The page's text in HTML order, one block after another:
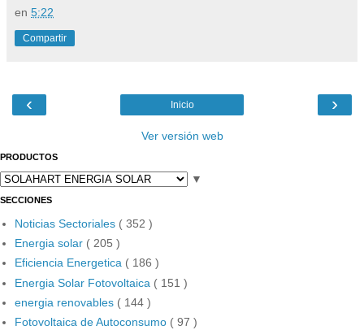
en 5:22
Compartir
‹ ›
Inicio
Ver versión web
PRODUCTOS
▼
SECCIONES
Noticias Sectoriales ( 352 )
Energia solar ( 205 )
Eficiencia Energetica ( 186 )
Energia Solar Fotovoltaica ( 151 )
energia renovables ( 144 )
Fotovoltaica de Autoconsumo ( 97 )